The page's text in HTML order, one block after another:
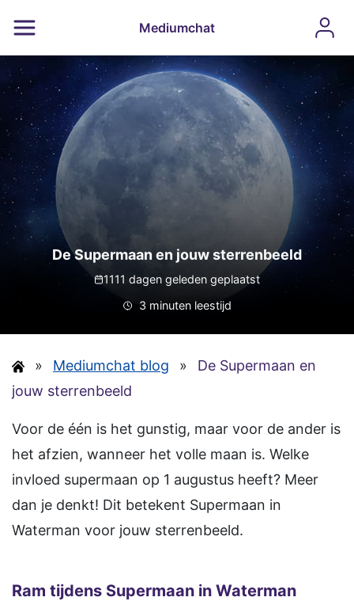
Mediumchat
De Supermaan en jouw sterrenbeeld
1111 dagen geleden geplaatst
3 minuten leestijd
» Mediumchat blog »
De Supermaan en
jouw sterrenbeeld
Voor de één is het gunstig, maar voor de ander is
het afzien, wanneer het volle maan is. Welke
invloed supermaan op 1 augustus heeft? Meer
dan je denkt! Dit betekent Supermaan in
Waterman voor jouw sterrenbeeld.
Ram tijdens Supermaan in Waterman